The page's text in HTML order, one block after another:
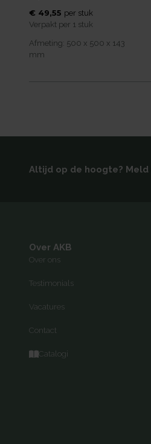
Compartimenten - Sh
€ 49,55 per stuk
Verpakt per 1 stuk
Afmeting: 500 x 500 x 143
mm
Altijd op de hoogte?
Over AKB
Over ons
Testimonials
Vacatures
Contact
Catalogi